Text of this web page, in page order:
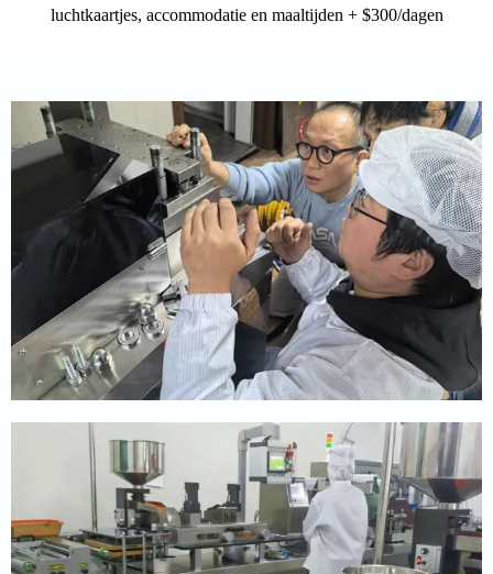
luchtkaartjes, accommodatie en maaltijden + $300/dagen